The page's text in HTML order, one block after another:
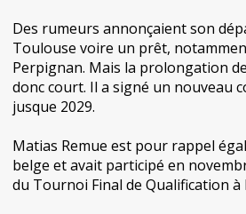
Des rumeurs annonçaient son
Toulouse voire un prêt,
Perpignan. Mais la prolongation
donc court. Il a signé un nouveau
jusque 2029.
Matias Remue est pour rappel
belge et avait participé en
du Tournoi Final de Qualification à